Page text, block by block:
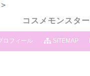
コスメモンスター
ロフィール SITEMAP